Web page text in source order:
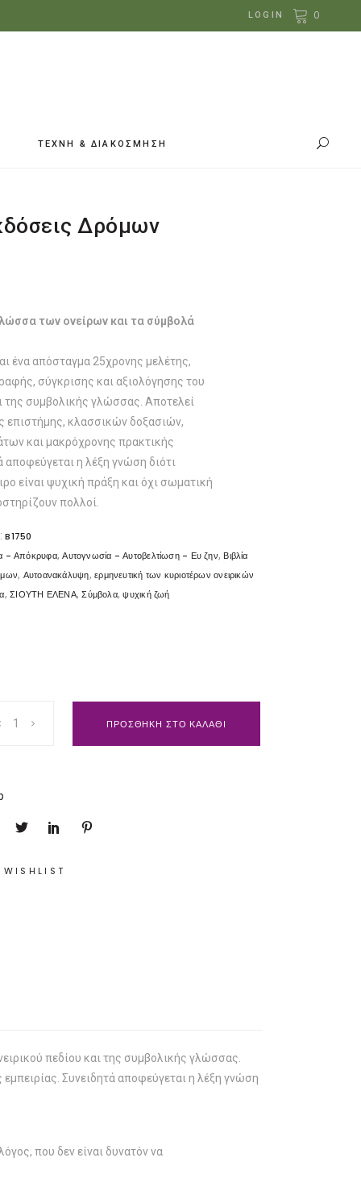
LOGIN 0
ΤΕΧΝΗ & ΔΙΑΚΟΣΜΗΣΗ
Δρόμων
των ονείρων και τα σύμβολά
ένα απόσταγμα 25χρονης μελέτης,
σύγκρισης και αξιολόγησης του
της συμβολικής γλώσσας. Αποτελεί
επιστήμης, κλασσικών δοξασιών,
και μακρόχρονης πρακτικής
αποφεύγεται η λέξη γνώση διότι
είναι ψυχική πράξη και όχι σωματική
πολλοί.
B1750
- Απόκρυφα,Αυτογνωσία - Αυτοβελτίωση - Ευ ζην, Βιβλία
, Αυτοανακάλυψη,ερμηνευτική των κυριοτέρων ονειρικών
,ΣΙΟΥΤΗ ΕΛΕΝΑ,Σύμβολα,ψυχική ζωή
ΠΡΟΣΘΗΚΗ ΣΤΟ ΚΑΛΑΘΙ
πεδίου και της συμβολικής γλώσσας.
Συνειδητά αποφεύγεται η λέξη γνώση
που δεν είναι δυνατόν να